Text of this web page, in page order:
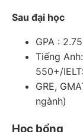
Sau đại học
GPA :
Tiếng
550+/
GRE,
ngành)
Học bổng